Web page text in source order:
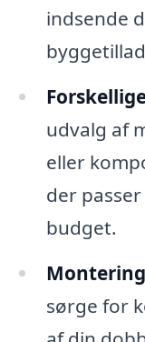
indsende
udvalg af
eller
der
budget.
sørge for